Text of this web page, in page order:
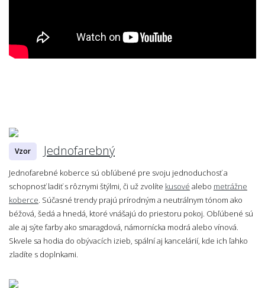
Vzor Jednofarebný
Jednofarebné koberce sú obľúbené pre svoju jednoduchosť a
schopnosť ladiť s rôznymi štýlmi, či už zvolíte kusové alebo metrážne
koberce. Súčasné trendy prajú prírodným a neutrálnym tónom ako
béžová, šedá a hnedá, ktoré vnášajú do priestoru pokoj. Obľúbené sú
ale aj sýte farby ako smaragdová, námornícka modrá alebo vínová.
Skvele sa hodia do obývacích izieb, spální aj kancelárií, kde ich ľahko
zladíte s doplnkami.